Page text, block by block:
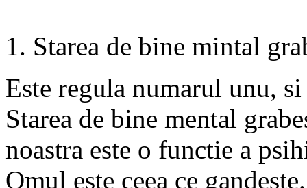
1. Starea de bine mintal
Este regula numarul unu,
Starea de bine mental
noastra este o functie a
Omul este ceea ce